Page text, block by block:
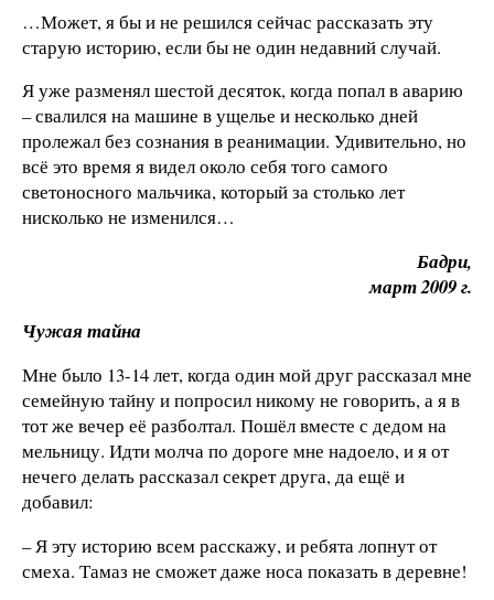
…Может, я бы и не решился сейчас рассказать эту
старую историю, если бы не один недавний случай.
Я уже разменял шестой десяток, когда попал в аварию
– свалился на машине в ущелье и несколько дней
пролежал без сознания в реанимации. Удивительно, но
всё это время я видел около себя того самого
светоносного мальчика, который за столько лет
нисколько не изменился…
Бадри,
март 2009 г.
Чужая тайна
Мне было 13-14 лет, когда один мой друг рассказал мне
семейную тайну и попросил никому не говорить, а я в
тот же вечер её разболтал. Пошёл вместе с дедом на
мельницу. Идти молча по дороге мне надоело, и я от
нечего делать рассказал секрет друга, да ещё и
добавил:
– Я эту историю всем расскажу, и ребята лопнут от
смеха. Тамаз не сможет даже носа показать в деревне!